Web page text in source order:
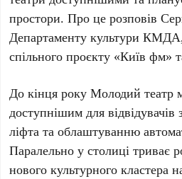
простори. Про це розповів
Департаменту культури
спільного проєкту «Київ фм»
До кінця рокуМолодий театр
доступнішим для
ліфта та облаштуванню
Паралельно у столиці триває
нового культурного кластера